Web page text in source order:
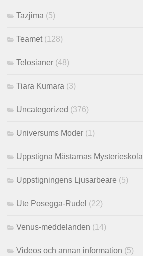
Tazjima (5)
Teamet (128)
Telosianer (48)
Tiara Kumara (3)
Uncategorized (376)
Universums Moder (1)
Uppstigna Mästarnas Mysterieskola
Uppstigningens Ljusarbeare (5)
Ute Posegga-Rudel (22)
Venus-meddelanden (14)
Videos och annan information (5)